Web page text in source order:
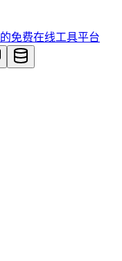
免费在线工具平台